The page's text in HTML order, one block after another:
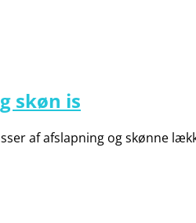
skøn is
af afslapning og skønne